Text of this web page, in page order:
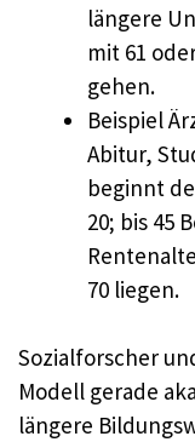
längere
mit 61
gehen.
Beispiel
Abitur,
beginnt
20; bis 45
70 liegen.
Sozialforscher
Modell gerade
längere